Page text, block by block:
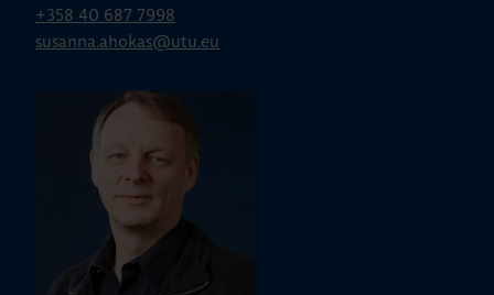
+358 40 687 7998
susanna.ahokas@utu.eu